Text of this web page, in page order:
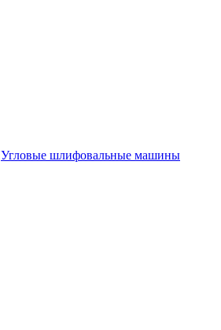
Угловые шлифовальные машины